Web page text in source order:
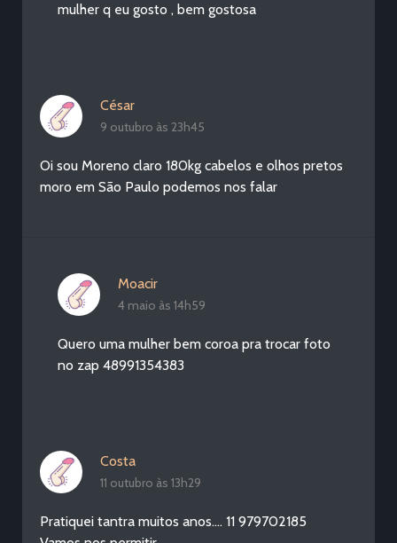
mulher q eu gosto , bem gostosa
César
9 outubro às 23h45
Oi sou Moreno claro 180kg cabelos e olhos pretos
moro em São Paulo podemos nos falar
Moacir
4 maio às 14h59
Quero uma mulher bem coroa pra trocar foto
no zap 48991354383
Costa
11 outubro às 13h29
Pratiquei tantra muitos anos…. 11 979702185